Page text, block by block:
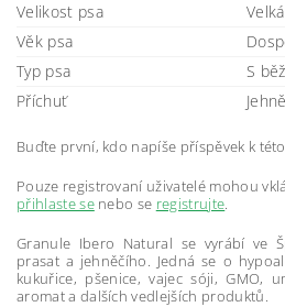
Velikost psa
Věk psa
Typ psa
S
Příchuť
Buďte první, kdo napíše příspěvek k
Pouze registrovaní uživatelé mohou
přihlaste senebo se registrujte.
Granule Ibero Natural se vyrábí ve
prasat a jehněčího. Jedná se o
kukuřice, pšenice, vajec sóji, GMO,
aromat a dalších vedlejších produktů.